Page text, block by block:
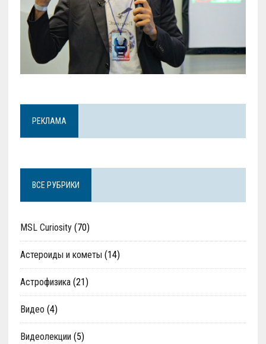
РЕКЛАМА
ВСЕ РУБРИКИ
MSL Curiosity(70)
Астероиды и кометы (14)
Астрофизика(21)
Видео (4)
Видеолекции (5)